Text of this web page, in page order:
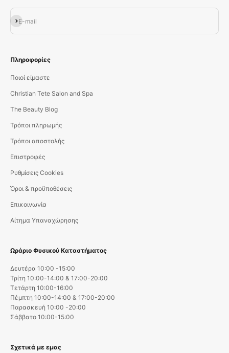
E-mail
Εγγραφή
Πληροφορίες
Ποιοί είμαστε
Christian Tete Salon and Spa
The Beauty Blog
Τρόποι πληρωμής
Τρόποι αποστολής
Επιστροφές
Ρυθμίσεις Cookies
Όροι & προϋποθέσεις
Επικοινωνία
Αίτημα Υπαναχώρησης
Ωράριο Φυσικού Καταστήματος
Δευτέρα 10:00 -15:00
Τρίτη 10:00-14:00 & 17:00-20:00
Τετάρτη 10:00-16:00
Πέμπτη 10:00-14:00 & 17:00-20:00
Παρασκευή 10:00 -20:00
Σάββατο 10:00-15:00
Σχετικά με εμας